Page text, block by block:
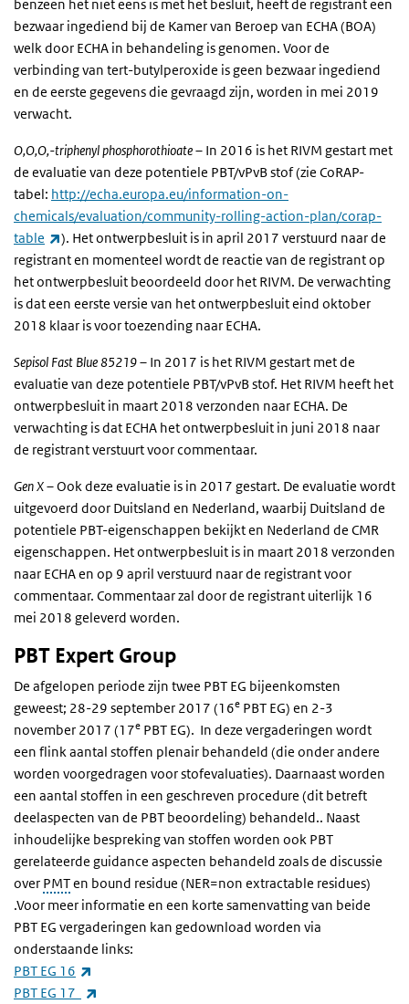
benzeen het niet eens is met het besluit, heeft de registrant een
bezwaar ingediend bij de Kamer van Beroep van ECHA (BOA)
welk door ECHA in behandeling is genomen. Voor de
verbinding van tert-butylperoxide is geen bezwaar ingediend
en de eerste gegevens die gevraagd zijn, worden in mei 2019
verwacht.
O,O,O,-triphenyl phosphorothioate – In 2016 is het RIVM gestart met
de evaluatie van deze potentiele PBT/vPvB stof (zie CoRAP-
tabel: http://echa.europa.eu/information-on-
chemicals/evaluation/community-rolling-action-plan/corap-
table
(externe link)
). Het ontwerpbesluit is in april 2017 verstuurd naar de
registrant en momenteel wordt de reactie van de registrant op
het ontwerpbesluit beoordeeld door het RIVM. De verwachting
is dat een eerste versie van het ontwerpbesluit eind oktober
2018 klaar is voor toezending naar ECHA.
Sepisol Fast Blue 85219– In 2017 is het RIVM gestart met de
evaluatie van deze potentiele PBT/vPvB stof. Het RIVM heeft het
ontwerpbesluit in maart 2018 verzonden naar ECHA. De
verwachting is dat ECHA het ontwerpbesluit in juni 2018 naar
de registrant verstuurt voor commentaar.
Gen X– Ook deze evaluatie is in 2017 gestart. De evaluatie wordt
uitgevoerd door Duitsland en Nederland, waarbij Duitsland de
potentiele PBT-eigenschappen bekijkt en Nederland de CMR
eigenschappen. Het ontwerpbesluit is in maart 2018 verzonden
naar ECHA en op 9 april verstuurd naar de registrant voor
commentaar. Commentaar zal door de registrant uiterlijk 16
mei 2018 geleverd worden.
PBT Expert Group
De afgelopen periode zijn twee PBT EG bijeenkomsten
geweest; 28-29 september 2017 (16e PBT EG) en 2-3
november 2017 (17e PBT EG). In deze vergaderingen wordt
een flink aantal stoffen plenair behandeld (die onder andere
worden voorgedragen voor stofevaluaties). Daarnaast worden
een aantal stoffen in een geschreven procedure (dit betreft
deelaspecten van de PBT beoordeling) behandeld.. Naast
inhoudelijke bespreking van stoffen worden ook PBT
gerelateerde guidance aspecten behandeld zoals de discussie
over PMTen bound residue (NER=non extractable residues)
.Voor meer informatie en een korte samenvatting van beide
PBT EG vergaderingen kan gedownload worden via
onderstaande links:
PBT EG 16
PBT EG 17